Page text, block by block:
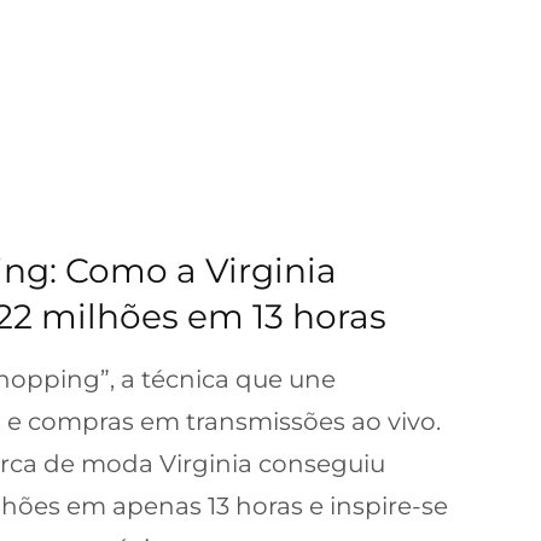
Como a Virginia
milhões em 13 horas
a técnica que une
compras em transmissões ao vivo.
de moda Virginia conseguiu
em apenas 13 horas e inspire-se